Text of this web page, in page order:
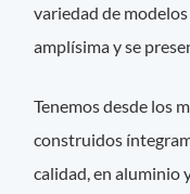
variedad de
amplísima y se
Tenemos desde los
construidos
calidad, en aluminio